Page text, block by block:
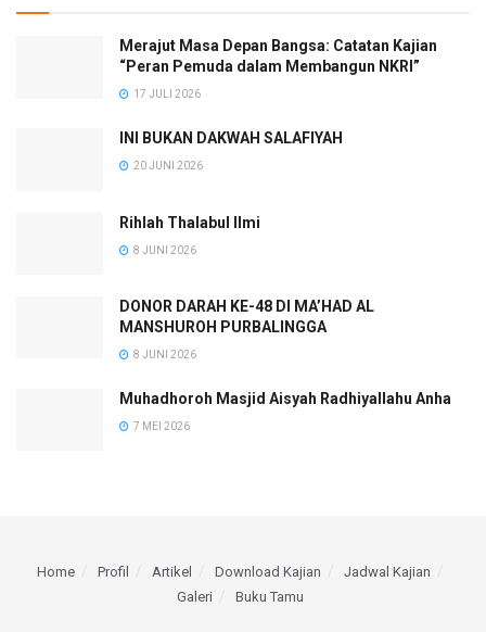
Merajut Masa Depan Bangsa: Catatan Kajian
“Peran Pemuda dalam Membangun NKRI”
17 JULI 2026
INI BUKAN DAKWAH SALAFIYAH
20 JUNI 2026
Rihlah Thalabul Ilmi
8 JUNI 2026
DONOR DARAH KE-48 DI MA’HAD AL
MANSHUROH PURBALINGGA
8 JUNI 2026
Muhadhoroh Masjid Aisyah Radhiyallahu Anha
7 MEI 2026
Home Profil Artikel Download Kajian
Jadwal Kajian
Galeri
Buku Tamu